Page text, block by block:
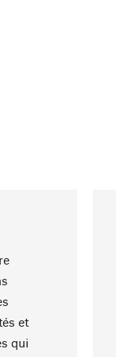
et
qui